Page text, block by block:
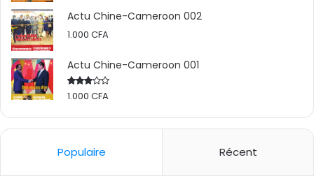
Actu Chine-Cameroon 002
1.000 CFA
Actu Chine-Cameroon 001
Rated
1.000 CFA
Populaire Récent